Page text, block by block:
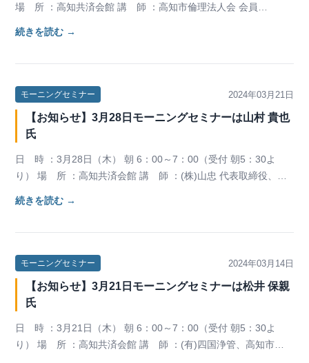
場 所 ：高知共済会館 講 師 ：⾼知市倫理法⼈会 会員
続きを読む →
モーニングセミナー 2024年03月21日
【お知らせ】3月28日モーニングセミナーは山村 貴也
氏
日 時 ：3月28日（木） 朝 6：00～7：00（受付 朝5：30よ
り） 場 所 ：高知共済会館 講 師 ：(株)山忠 代表取締役、⾼
続きを読む →
モーニングセミナー 2024年03月14日
【お知らせ】3月21日モーニングセミナーは松井 保親
氏
日 時 ：3月21日（木） 朝 6：00～7：00（受付 朝5：30よ
り） 場 所 ：高知共済会館 講 師 ：(有)四国浄管、⾼知市中